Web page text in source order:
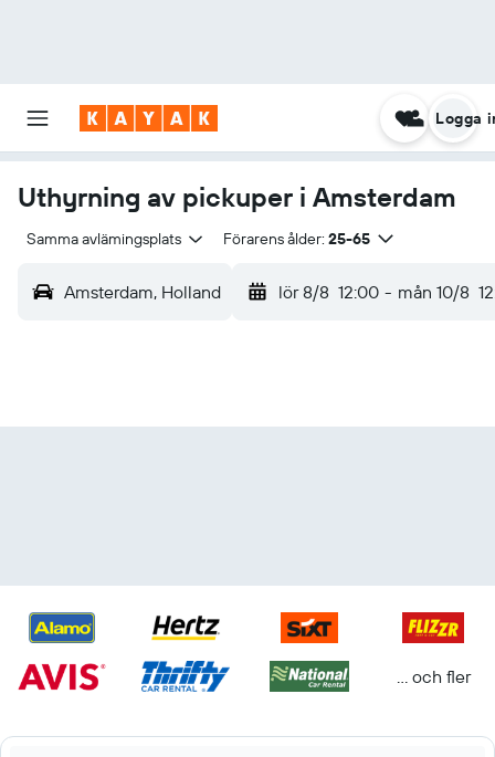
Logga
Uthyrning av pickuper i Amsterdam
Samma avlämingsplats Förarens ålder: 25-65
Amsterdam, Holland lör 8/8 12:00 - mån 10/8
... och fler